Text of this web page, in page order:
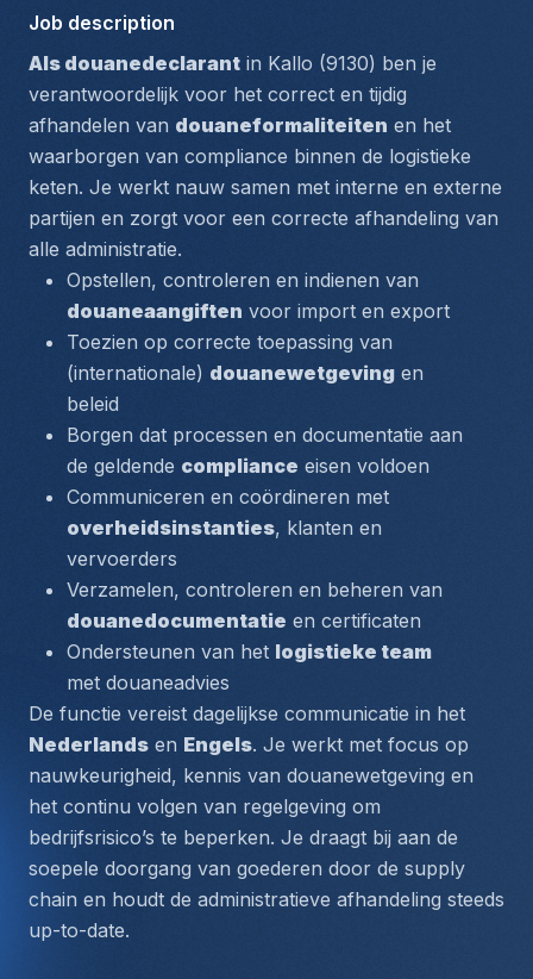
Job description
Als douanedeclarant in Kallo (9130) ben je
verantwoordelijk voor het correct en tijdig
afhandelen van douaneformaliteiten en het
waarborgen van compliance binnen de logistieke
keten. Je werkt nauw samen met interne en externe
partijen en zorgt voor een correcte afhandeling van
alle administratie.
douaneaangiften voor import en export
Toezien op correcte toepassing van
(internationale) douanewetgeving en
beleid
Borgen dat processen en documentatie aan
de geldende compliance eisen voldoen
overheidsinstanties, klanten en
vervoerders
douanedocumentatie en certificaten
Ondersteunen van het logistieke team
met douaneadvies
Nederlands en Engels. Je werkt met focus op
nauwkeurigheid, kennis van douanewetgeving en
het continu volgen van regelgeving om
bedrijfsrisico’s te beperken. Je draagt bij aan de
soepele doorgang van goederen door de supply
chain en houdt de administratieve afhandeling steeds
up-to-date.